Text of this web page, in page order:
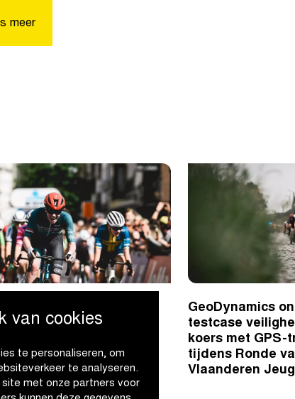
van cookies
te personaliseren, om
te analyseren.
site met onze partners voor
meer
sprint naar
bij U17
GeoDynamics
testcase
koers met GPS-
tijdens Ronde
Vlaanderen